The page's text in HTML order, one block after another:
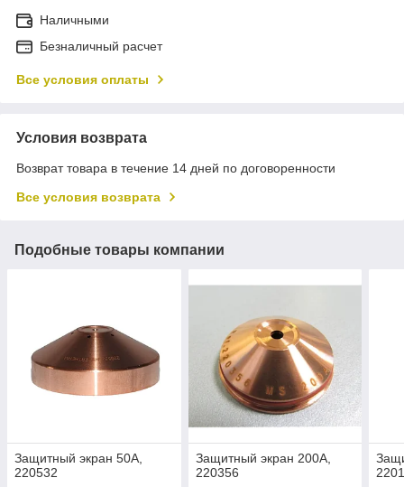
Наличными
Безналичный расчет
Все условия оплаты
Условия возврата
Возврат товара в течение 14 дней по договоренности
Все условия возврата
Подобные товары компании
Защитный экран 50А,
220532
Защитный экран 200А,
220356